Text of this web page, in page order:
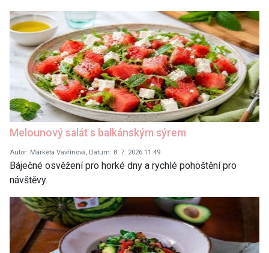
Melounový salát s balkánským sýrem
Autor: Markéta Vavřinová, Datum: 8. 7. 2026 11:49
Báječné osvěžení pro horké dny a rychlé pohoštění pro
návštěvy.